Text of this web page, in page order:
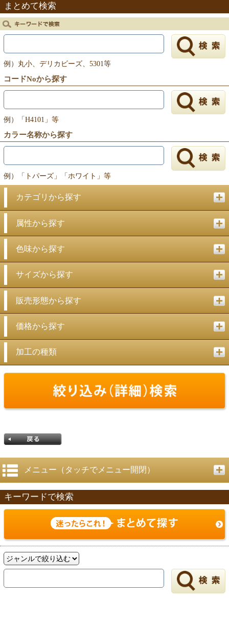
戻る
まとめて検索
例）丸小、デリカビーズ、5301等
コードNoから探す
例）「H4101」等
カラー名称から探す
例）「トパーズ」「ホワイト」等
カテゴリから探す
属性から探す
色味から探す
サイズから探す
販売形態から探す
価格から探す
加工の種類
戻る
メニュー（タッチでメニュー開閉）
キーワードで検索